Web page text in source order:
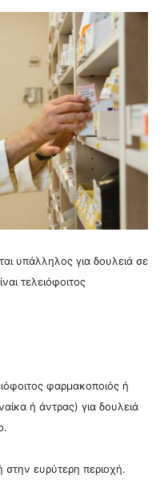
υπάλληλος για δουλειά σε
τελειόφοιτος
φαρμακοποιός ή
ή άντρας) για δουλειά
στην ευρύτερη περιοχή.